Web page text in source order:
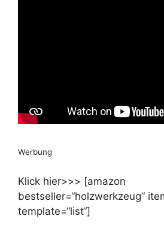
Werbung
Klick hier>>> [amazon
bestseller=“holzwerkzeug“
template=“list“]